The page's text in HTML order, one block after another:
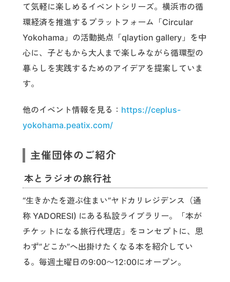
て気軽に楽しめるイベントシリーズ。横浜市の循
環経済を推進するプラットフォーム「Circular
Yokohama」の活動拠点「qlaytion gallery」を中
心に、子どもから大人まで楽しみながら循環型の
暮らしを実践するためのアイデアを提案していま
す。
他のイベント情報を見る： https://ceplus-
yokohama.peatix.com/
主催団体のご紹介
本とラジオの旅行社
“生きかたを遊ぶ住まい”ヤドカリレジデンス（通
称 YADORESI) にある私設ライブラリー。「本が
チケットになる旅行代理店」をコンセプトに、思
わず”どこか”へ出掛けたくなる本を紹介してい
る。毎週土曜日の9:00〜12:00にオープン。